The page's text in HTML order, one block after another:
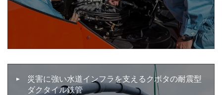
災害に強い水道インフラを支えるクボタの耐震型
ダクタイル鉄管